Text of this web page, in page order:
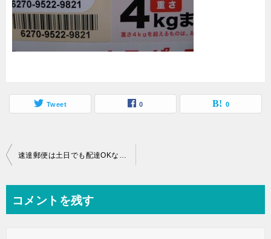
Tweet 0 0
投
ビ
速達郵便は土日でも配達OKなの？土日を挟んだ配達日数はどうなるの？
コメントを残す